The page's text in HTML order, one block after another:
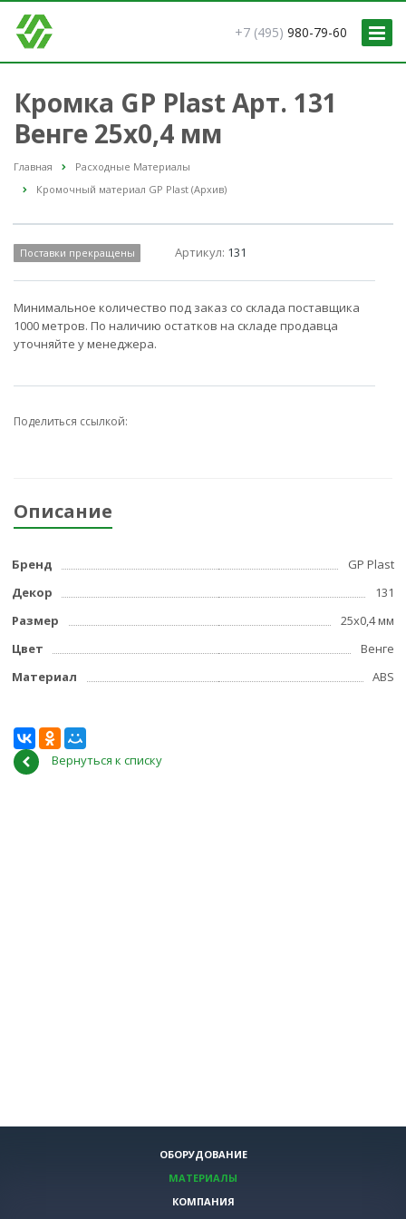
+7 (495) 980-79-60
Кромка GP Plast Арт. 131
Венге 25x0,4 мм
Главная
Расходные Материалы
Кромочный материал GP Plast (Архив)
Поставки прекращены Артикул: 131
Минимальное количество под заказ со склада поставщика
1000 метров. По наличию остатков на складе продавца
уточняйте у менеджера.
Поделиться ссылкой:
Описание
Бренд
GP Plast
Декор
131
Размер
25x0,4 мм
Цвет
Венге
Материал
ABS
Вернуться к списку
ОБОРУДОВАНИЕ
МАТЕРИАЛЫ
КОМПАНИЯ